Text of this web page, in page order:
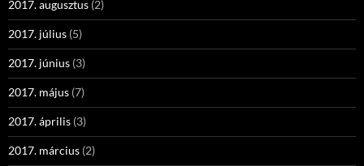
2017. augusztus (2)
2017. július (5)
2017. június (3)
2017. május (7)
2017. április (3)
2017. március (2)